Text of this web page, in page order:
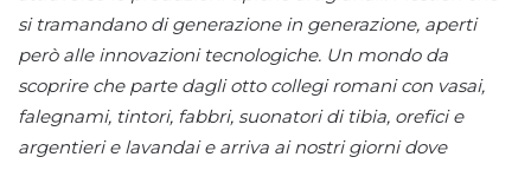
si tramandano di generazione in generazione, aperti
però alle innovazioni tecnologiche. Un mondo da
scoprire che parte dagli otto collegi romani con vasai,
falegnami, tintori, fabbri, suonatori di tibia, orefici e
argentieri e lavandai e arriva ai nostri giorni dove